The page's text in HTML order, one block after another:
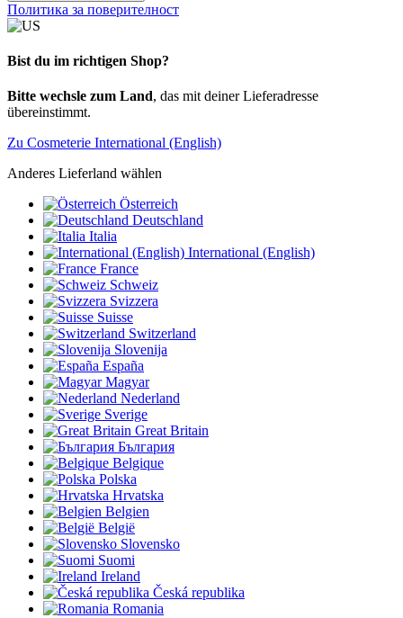
Политика за поверителност
Bist du im richtigen Shop?
Bitte wechsle zum Land, das mit deiner Lieferadresse
übereinstimmt.
Zu Cosmeterie International (English)
Anderes Lieferland wählen
Österreich
Deutschland
Italia
International (English)
France
Schweiz
Svizzera
Suisse
Switzerland
Slovenija
España
Magyar
Nederland
Sverige
Great Britain
България
Belgique
Polska
Hrvatska
Belgien
België
Slovensko
Suomi
Ireland
Česká republika
Romania